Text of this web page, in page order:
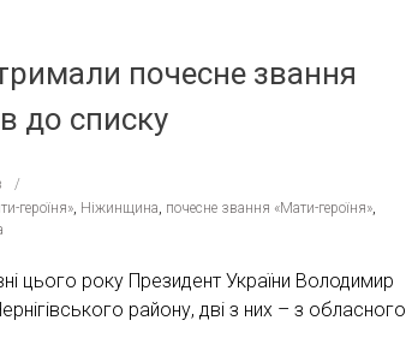
почесне звання
до списку
героїня» Ніжинщина почесне звання «Мати-героїня»
цього року Президент України Володимир
району, дві з них – з обласного